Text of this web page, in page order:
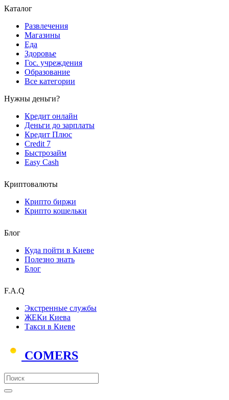
Каталог
Развлечения
Магазины
Еда
Здоровье
Гос. учреждения
Образование
Все категории
Нужны деньги?
Кредит онлайн
Деньги до зарплаты
Кредит Плюс
Credit 7
Быстрозайм
Easy Cash
Криптовалюты
Крипто биржи
Крипто кошельки
Блог
Куда пойти в Киеве
Полезно знать
Блог
F.A.Q
Экстренные службы
ЖЕКи Киева
Такси в Киеве
COMERS